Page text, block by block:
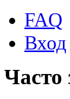
FAQ
Вход
Часто